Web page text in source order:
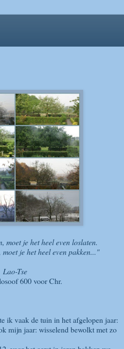
moet je het heel even loslaten.
je het heel even pakken..."
Lao-Tse
600 voor Chr.
ik vaak de tuin in het afgelopen jaar:
mijn jaar: wisselend bewolkt met zo